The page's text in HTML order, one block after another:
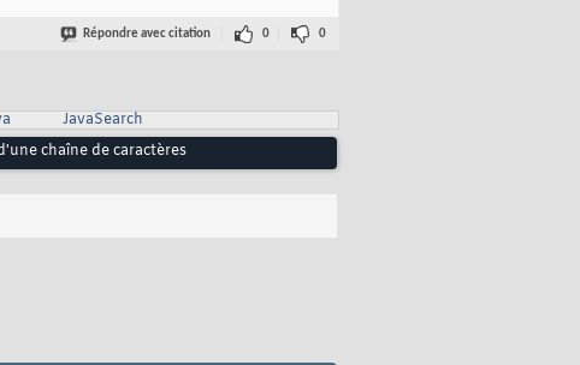
Répondre avec citation 0 0
JavaSearch
chaîne de caractères